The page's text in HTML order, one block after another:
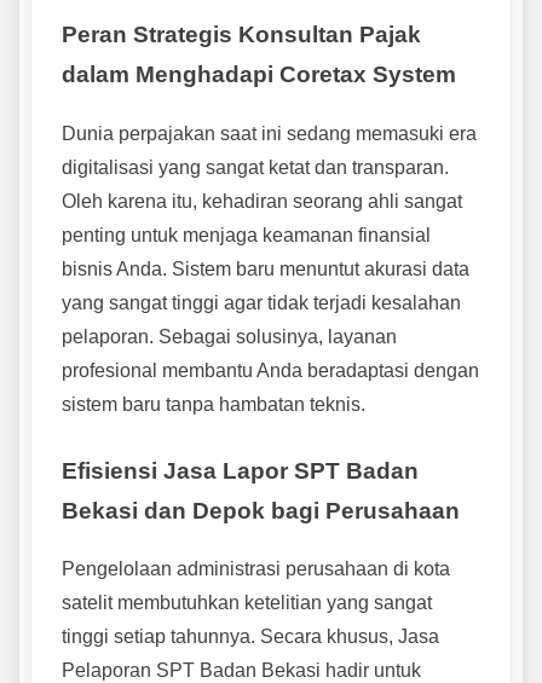
Peran Strategis Konsultan Pajak
dalam Menghadapi Coretax System
Dunia perpajakan saat ini sedang memasuki era
digitalisasi yang sangat ketat dan transparan.
Oleh karena itu, kehadiran seorang ahli sangat
penting untuk menjaga keamanan finansial
bisnis Anda. Sistem baru menuntut akurasi data
yang sangat tinggi agar tidak terjadi kesalahan
pelaporan. Sebagai solusinya, layanan
profesional membantu Anda beradaptasi dengan
sistem baru tanpa hambatan teknis.
Efisiensi Jasa Lapor SPT Badan
Bekasi dan Depok bagi Perusahaan
Pengelolaan administrasi perusahaan di kota
satelit membutuhkan ketelitian yang sangat
tinggi setiap tahunnya. Secara khusus, Jasa
Pelaporan SPT Badan Bekasi hadir untuk